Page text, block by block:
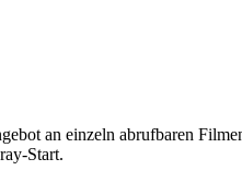
an einzeln abrufbaren
Start.